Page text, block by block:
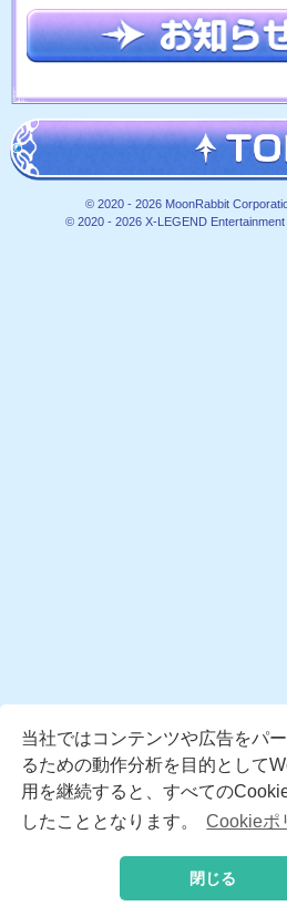
当社ではコンテンツや広告をパ
るための動作分析を目的として
用を継続すると、すべての
したこととなります。
Cookieポ
閉じる
© 2020 - 2026 MoonRabbit
© 2020 -2026 X-LEGEND